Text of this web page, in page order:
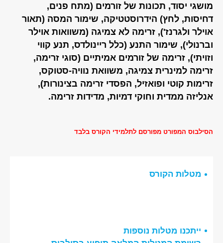
מושגי יסוד, תכונות של זורמים (מתח פנים,
דחיסות, לחץ) הידרוסטטיקה, שימור המסה (תאור
אוילר ולגרנז'), זרימה לא צמיגה (משוואות אוילר
וברנולי), שימור התנע (כלל ריינולדס, תנע קווי
וזויתי), זרימה של זורמים אמיתיים (סוגי זרימה,
זרימה למינרית צמיגה, משוואת נוויה-סטוקס,
זרימות קוטי ופואזיל, הפסדי זרימה בצינורות),
אנליזה ממדית וחוקי דמיות, מדידות זרימה.
הסילבוס המפורט מפורסם לתלמידי הקורס בלבד
מטלות הקורס
ייתכנו מטלות נוספות